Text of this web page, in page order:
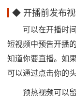
◆ 开播前发布
可以在开播时间
短视频中预告开播
知道你要直播。如
可以通过点击你的
预热视频可以留